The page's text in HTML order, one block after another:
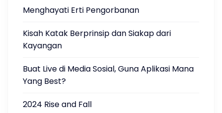
Menghayati Erti Pengorbanan
Kisah Katak Berprinsip dan Siakap dari
Kayangan
Buat Live di Media Sosial, Guna Aplikasi Mana
Yang Best?
2024 Rise and Fall